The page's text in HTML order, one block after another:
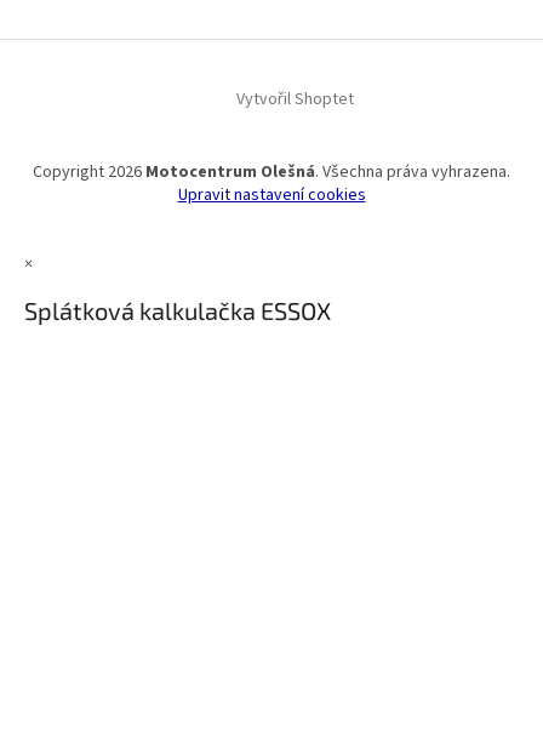
Vytvořil Shoptet
Copyright 2026 Motocentrum Olešná. Všechna práva vyhrazena.
Upravit nastavení cookies
×
Splátková kalkulačka ESSOX